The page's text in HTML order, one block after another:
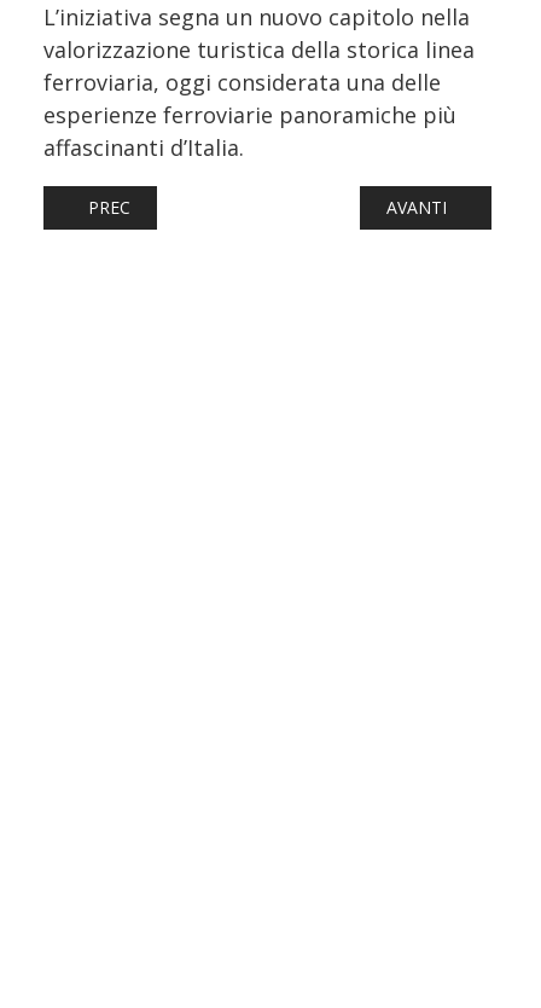
L’iniziativa segna un nuovo capitolo nella
valorizzazione turistica della storica linea
ferroviaria, oggi considerata una delle
esperienze ferroviarie panoramiche più
affascinanti d’Italia.
ARTICOLO PRECEDENTE: MANDORLO IN FIORE,
PREC ARTICOLO
AVANTI